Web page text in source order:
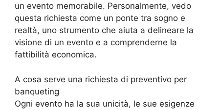
un evento memorabile. Personalmente, vedo
questa richiesta come un ponte tra sogno e
realtà, uno strumento che aiuta a delineare la
visione di un evento e a comprenderne la
fattibilità economica.
A cosa serve una richiesta di preventivo per
banqueting
Ogni evento ha la sua unicità, le sue esigenze